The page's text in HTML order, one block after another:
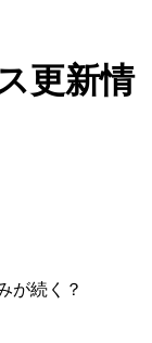
更新情
が続く？